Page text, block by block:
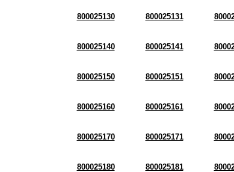
800025130 800025131
800025140 800025141
800025150 800025151
800025160 800025161
800025170 800025171
800025180 800025181